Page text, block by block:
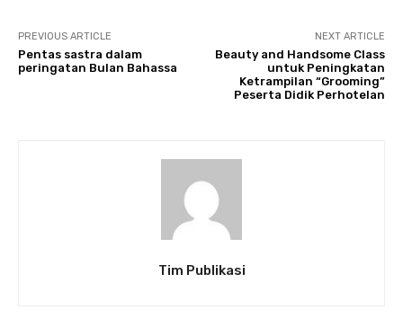
PREVIOUS ARTICLE
Pentas sastra dalam
peringatan Bulan Bahassa
NEXT ARTICLE
Beauty and Handsome Class
untuk Peningkatan
Ketrampilan “Grooming”
Peserta Didik Perhotelan
Tim Publikasi